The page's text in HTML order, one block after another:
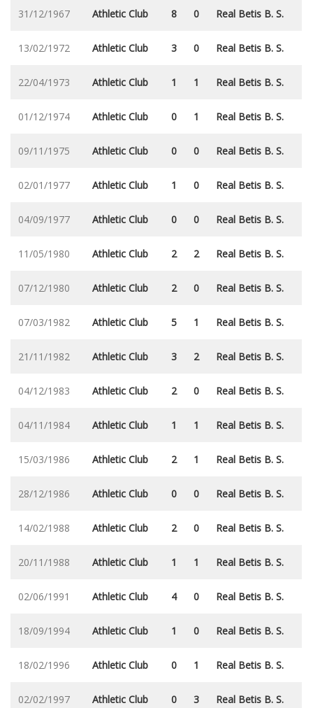
31/12/1967 Athletic Club 8 0 Real Betis B. S.
13/02/1972 Athletic Club 3 0 Real Betis B. S.
22/04/1973 Athletic Club 1 1 Real Betis B. S.
01/12/1974 Athletic Club 0 1 Real Betis B. S.
09/11/1975 Athletic Club 0 0 Real Betis B. S.
02/01/1977 Athletic Club 1 0 Real Betis B. S.
04/09/1977 Athletic Club 0 0 Real Betis B. S.
11/05/1980 Athletic Club 2 2 Real Betis B. S.
07/12/1980 Athletic Club 2 0 Real Betis B. S.
07/03/1982 Athletic Club 5 1 Real Betis B. S.
21/11/1982 Athletic Club 3 2 Real Betis B. S.
04/12/1983 Athletic Club 2 0 Real Betis B. S.
04/11/1984 Athletic Club 1 1 Real Betis B. S.
15/03/1986 Athletic Club 2 1 Real Betis B. S.
28/12/1986 Athletic Club 0 0 Real Betis B. S.
14/02/1988 Athletic Club 2 0 Real Betis B. S.
20/11/1988 Athletic Club 1 1 Real Betis B. S.
02/06/1991 Athletic Club 4 0 Real Betis B. S.
18/09/1994 Athletic Club 1 0 Real Betis B. S.
18/02/1996 Athletic Club 0 1 Real Betis B. S.
02/02/1997 Athletic Club 0 3 Real Betis B. S.